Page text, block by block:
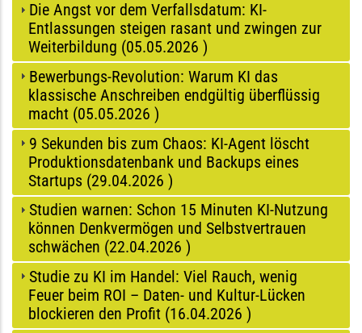
Die Angst vor dem Verfallsdatum: KI-
Entlassungen steigen rasant und zwingen zur
Weiterbildung (05.05.2026 )
Bewerbungs-Revolution: Warum KI das
klassische Anschreiben endgültig überflüssig
macht (05.05.2026 )
9 Sekunden bis zum Chaos: KI-Agent löscht
Produktionsdatenbank und Backups eines
Startups (29.04.2026 )
Studien warnen: Schon 15 Minuten KI-Nutzung
können Denkvermögen und Selbstvertrauen
schwächen (22.04.2026 )
Studie zu KI im Handel: Viel Rauch, wenig
Feuer beim ROI – Daten- und Kultur-Lücken
blockieren den Profit (16.04.2026 )